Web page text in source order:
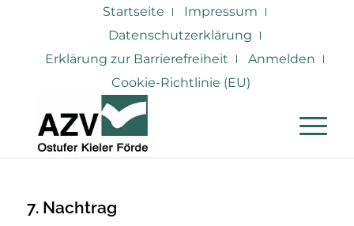
Startseite
Impressum
Datenschutzerklärung
Erklärung zur Barrierefreiheit
Anmelden
Cookie-Richtlinie (EU)
7. Nachtrag